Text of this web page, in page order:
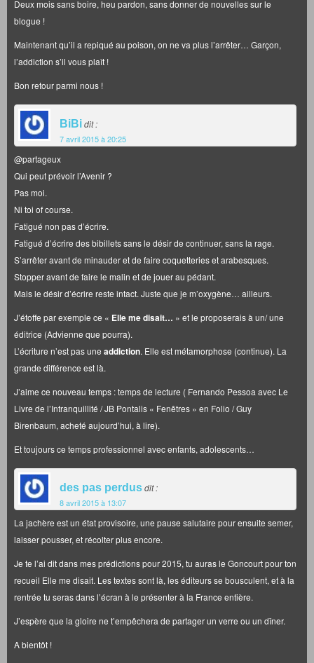
Deux mois sans boire, heu pardon, sans donner de nouvelles sur le
blogue !
Maintenant qu’il a repiqué au poison, on ne va plus l’arrêter… Garçon,
l’addiction s’il vous plaît !
Bon retour parmi nous !
BiBidit :
7 avril 2015 à 20:25
@partageux
Qui peut prévoir l’Avenir ?
Pas moi.
Ni toi of course.
Fatigué non pas d’écrire.
Fatigué d’écrire des bibillets sans le désir de continuer, sans la rage.
S’arrêter avant de minauder et de faire coquetteries et arabesques.
Stopper avant de faire le malin et de jouer au pédant.
Mais le désir d’écrire reste intact. Juste que je m’oxygène… ailleurs.
J’étoffe par exemple ce « Elle me disait… » et le proposerais à un/ une
éditrice (Advienne que pourra).
L’écriture n’est pas une addiction. Elle est métamorphose (continue). La
grande différence est là.
J’aime ce nouveau temps : temps de lecture ( Fernando Pessoa avec Le
Livre de l’Intranquillité / JB Pontalis « Fenêtres » en Folio / Guy
Birenbaum, acheté aujourd’hui, à lire).
Et toujours ce temps professionnel avec enfants, adolescents…
des pas perdusdit :
8 avril 2015 à 13:07
La jachère est un état provisoire, une pause salutaire pour ensuite semer,
laisser pousser, et récolter plus encore.
Je te l’ai dit dans mes prédictions pour 2015, tu auras le Goncourt pour ton
recueil Elle me disait. Les textes sont là, les éditeurs se bousculent, et à la
rentrée tu seras dans l’écran à le présenter à la France entière.
J’espère que la gloire ne t’empêchera de partager un verre ou un dîner.
A bientôt !